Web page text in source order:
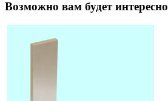
Возможно вам будет интересно